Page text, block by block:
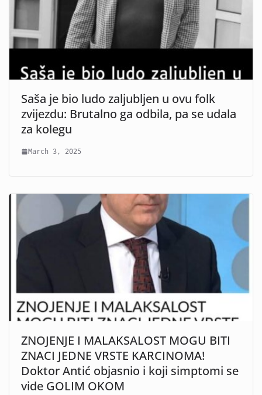
Saša je bio ludo zaljubljen u ovu folk
zvijezdu: Brutalno ga odbila, pa se udala
za kolegu
March 3, 2025
ZNOJENJE I MALAKSALOST MOGU BITI
ZNACI JEDNE VRSTE KARCINOMA!
Doktor Antić objasnio i koji simptomi se
vide GOLIM OKOM